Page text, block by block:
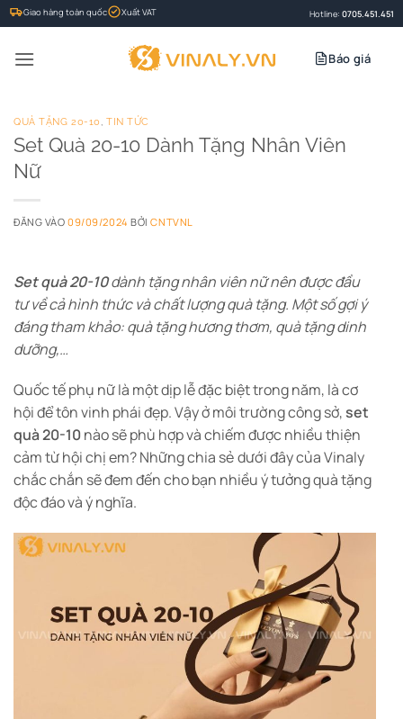
Bỏ
qua
nội
Giao hàng toàn quốc Xuất VAT Hotline: 0705.451.451
Báo giá
QUÀ TẶNG 20-10 , TIN TỨC
Set Quà 20-10 Dành Tặng Nhân Viên
Nữ
ĐĂNG VÀO09/09/2024 BỞICNTVNL
Set quà 20-10dành tặng nhân viên nữ nên được đầu
tư về cả hình thức và chất lượng quà tặng. Một số gợi ý
đáng tham khảo: quà tặng hương thơm, quà tặng dinh
dưỡng,…
Quốc tế phụ nữ là một dịp lễ đặc biệt trong năm, là cơ
hội để tôn vinh phái đẹp. Vậy ở môi trường công sở, set
quà 20-10nào sẽ phù hợp và chiếm được nhiều thiện
cảm từ hội chị em? Những chia sẻ dưới đây của Vinaly
chắc chắn sẽ đem đến cho bạn nhiều ý tưởng quà tặng
độc đáo và ý nghĩa.